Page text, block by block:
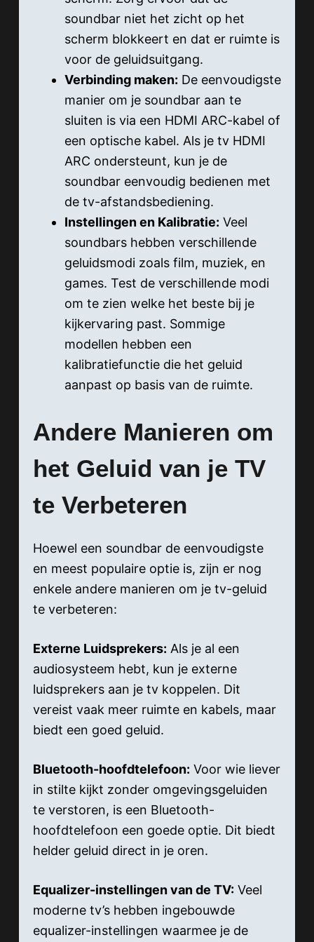
soundbar niet het zicht op het
scherm blokkeert en dat er ruimte is
voor de geluidsuitgang.
Verbinding maken: De eenvoudigste
manier om je soundbar aan te
sluiten is via een HDMI ARC-kabel of
een optische kabel. Als je tv HDMI
ARC ondersteunt, kun je de
soundbar eenvoudig bedienen met
de tv-afstandsbediening.
Instellingen en Kalibratie: Veel
soundbars hebben verschillende
geluidsmodi zoals film, muziek, en
games. Test de verschillende modi
om te zien welke het beste bij je
kijkervaring past. Sommige
modellen hebben een
kalibratiefunctie die het geluid
aanpast op basis van de ruimte.
Andere Manieren om
het Geluid van je TV
te Verbeteren
Hoewel een soundbar de eenvoudigste
en meest populaire optie is, zijn er nog
enkele andere manieren om je tv-geluid
te verbeteren:
Externe Luidsprekers: Als je al een
audiosysteem hebt, kun je externe
luidsprekers aan je tv koppelen. Dit
vereist vaak meer ruimte en kabels, maar
biedt een goed geluid.
Bluetooth-hoofdtelefoon: Voor wie liever
in stilte kijkt zonder omgevingsgeluiden
te verstoren, is een Bluetooth-
hoofdtelefoon een goede optie. Dit biedt
helder geluid direct in je oren.
Equalizer-instellingen van de TV: Veel
moderne tv’s hebben ingebouwde
equalizer-instellingen waarmee je de